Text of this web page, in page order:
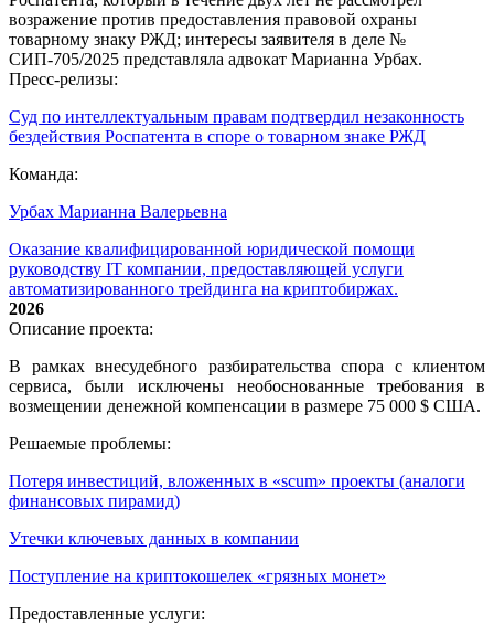
возражение против предоставления правовой охраны
товарному знаку РЖД; интересы заявителя в деле №
СИП‑705/2025 представляла адвокат Марианна Урбах.
Пресс-релизы:
Суд по интеллектуальным правам подтвердил незаконность
бездействия Роспатента в споре о товарном знаке РЖД
Команда:
Урбах Марианна Валерьевна
Оказание квалифицированной юридической помощи
руководству IT компании, предоставляющей услуги
автоматизированного трейдинга на криптобиржах.
2026
Описание проекта:
В рамках внесудебного разбирательства спора с клиентом
сервиса, были исключены необоснованные требования в
возмещении денежной компенсации в размере 75 000 $ США.
Решаемые проблемы:
Потеря инвестиций, вложенных в «scum» проекты (аналоги
финансовых пирамид)
Утечки ключевых данных в компании
Поступление на криптокошелек «грязных монет»
Предоставленные услуги: